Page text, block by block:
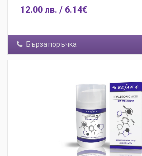
12.00 лв. / 6.14€
Бърза поръчка